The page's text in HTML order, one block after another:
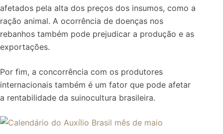
afetados pela alta dos preços dos insumos, como a
ração animal. A ocorrência de doenças nos
rebanhos também pode prejudicar a produção e as
exportações.
Por fim, a concorrência com os produtores
internacionais também é um fator que pode afetar
a rentabilidade da suinocultura brasileira.